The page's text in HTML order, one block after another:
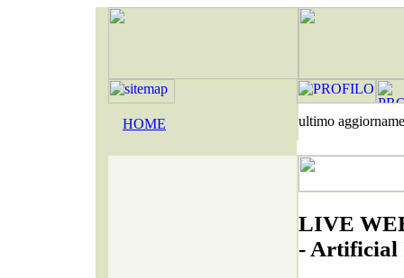
HOME ultimo
LIVE
- Artificial